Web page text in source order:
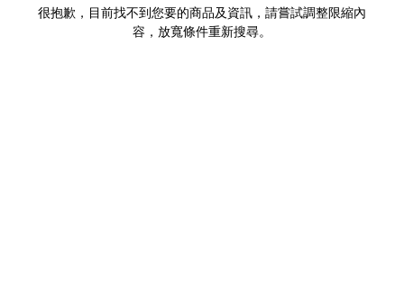
很抱歉，目前找不到您要的商品及資訊，請嘗試調整限縮內
容，放寬條件重新搜尋。